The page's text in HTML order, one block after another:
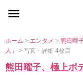
ホーム> エンタメ>熊田曜
人」> 写真・詳細 4枚目
熊田曜子、極上ボ